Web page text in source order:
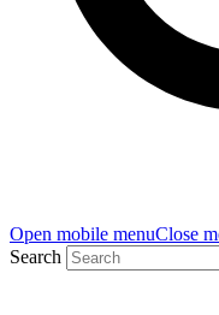
Open mobile menuClose
Search